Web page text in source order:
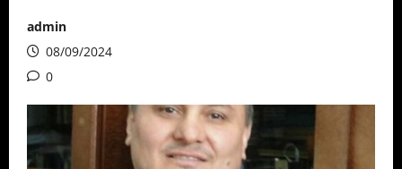
admin
08/09/2024
0